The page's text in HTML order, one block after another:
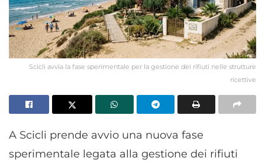
Scicli avvia la fase sperimentale per la gestione dei rifiuti nelle strutture
ricettive
A Scicli prende avvio una nuova fase
sperimentale legata alla gestione dei rifiuti